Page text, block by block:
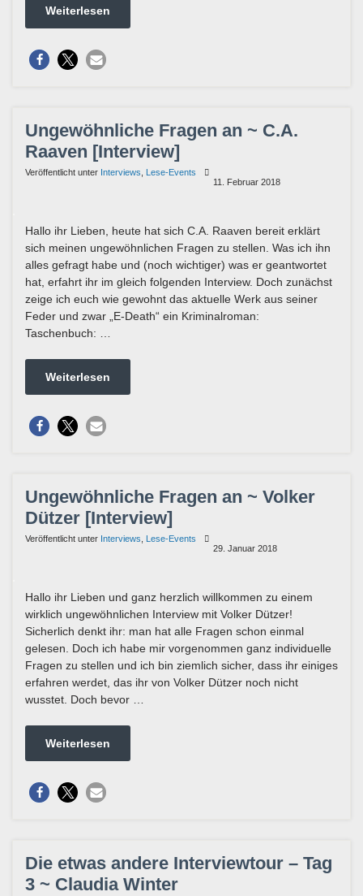
Weiterlesen
Ungewöhnliche Fragen an ~ C.A.
Raaven [Interview]
Veröffentlicht unter Interviews
Lese-Events
11. Februar 2018
Hallo ihr Lieben, heute hat sich C.A. Raaven bereit erklärt
sich meinen ungewöhnlichen Fragen zu stellen. Was ich ihn
alles gefragt habe und (noch wichtiger) was er geantwortet
hat, erfahrt ihr im gleich folgenden Interview. Doch zunächst
zeige ich euch wie gewohnt das aktuelle Werk aus seiner
Feder und zwar „E-Death“ ein Kriminalroman:
Taschenbuch: …
Weiterlesen
Ungewöhnliche Fragen an ~ Volker
Dützer [Interview]
Veröffentlicht unter Interviews
Lese-Events
29. Januar 2018
Hallo ihr Lieben und ganz herzlich willkommen zu einem
wirklich ungewöhnlichen Interview mit Volker Dützer!
Sicherlich denkt ihr: man hat alle Fragen schon einmal
gelesen. Doch ich habe mir vorgenommen ganz individuelle
Fragen zu stellen und ich bin ziemlich sicher, dass ihr einiges
erfahren werdet, das ihr von Volker Dützer noch nicht
wusstet. Doch bevor …
Weiterlesen
Die etwas andere Interviewtour – Tag
3 ~ Claudia Winter